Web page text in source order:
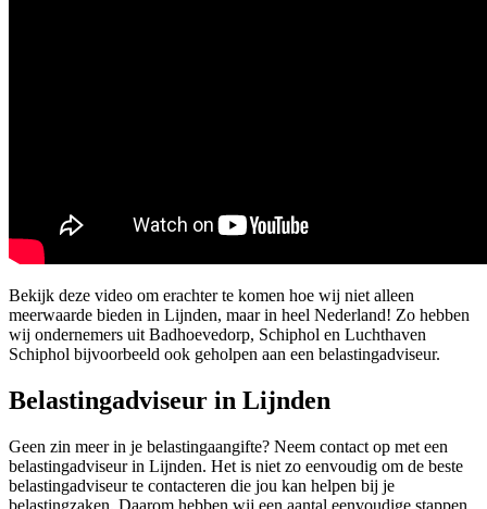
Bekijk deze video om erachter te komen hoe wij niet alleen
meerwaarde bieden in Lijnden, maar in heel Nederland! Zo hebben
wij ondernemers uit Badhoevedorp, Schiphol en Luchthaven
Schiphol bijvoorbeeld ook geholpen aan een belastingadviseur.
Belastingadviseur in Lijnden
Geen zin meer in je belastingaangifte? Neem contact op met een
belastingadviseur in Lijnden. Het is niet zo eenvoudig om de beste
belastingadviseur te contacteren die jou kan helpen bij je